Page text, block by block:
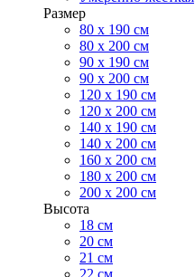
Размер
80 х 190 см
80 х 200 см
90 х 190 см
90 х 200 см
120 х 190 см
120 х 200 см
140 х 190 см
140 х 200 см
160 х 200 см
180 х 200 см
200 х 200 см
Высота
18 см
20 см
21 см
22 см